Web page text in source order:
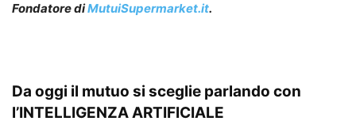
Fondatore diMutuiSupermarket.it.
Da oggi il mutuo si sceglie parlando con
l’INTELLIGENZA ARTIFICIALE